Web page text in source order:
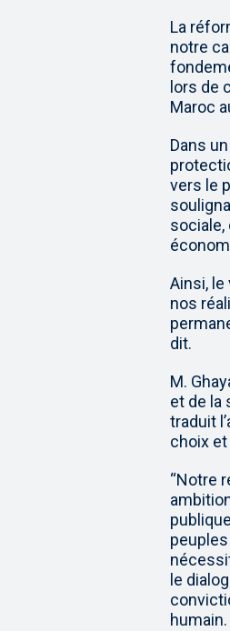
La
notre
lors de
Maroc
Dans
vers le
sociale,
Ainsi,
nos
dit.
M.
et de la
traduit
choix
“Notre
le
humain.